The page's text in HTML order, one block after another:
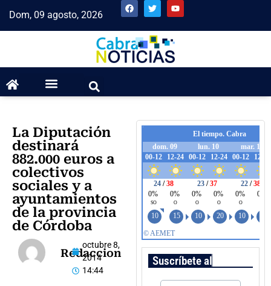
Dom, 09 agosto, 2026
La Diputación
destinará
882.000 euros a
colectivos
sociales y a
ayuntamientos
de la provincia
de Córdoba
Redaccion
octubre 8,
2014
14:44
Suscríbete al boletín